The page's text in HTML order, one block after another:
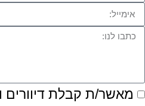
מאשר/ת קבלת דיוורים